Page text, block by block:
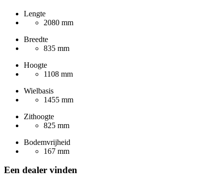
Lengte
2080 mm
Breedte
835 mm
Hoogte
1108 mm
Wielbasis
1455 mm
Zithoogte
825 mm
Bodemvrijheid
167 mm
Een dealer vinden